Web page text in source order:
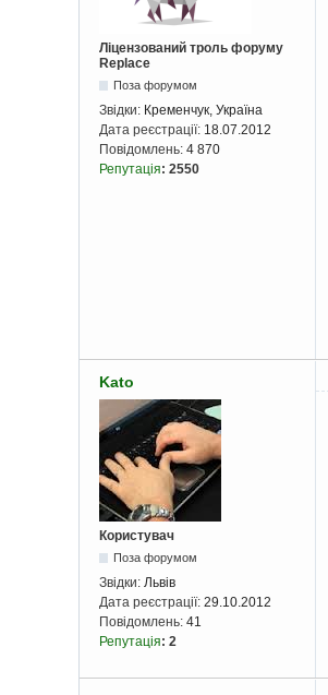
Ліцензований троль форуму
Replace
Поза форумом
Звідки: Кременчук, Україна
Дата реєстрації: 18.07.2012
Повідомлень: 4 870
Репутація: 2550
Kato
Користувач
Поза форумом
Звідки: Львів
Дата реєстрації: 29.10.2012
Повідомлень: 41
Репутація: 2